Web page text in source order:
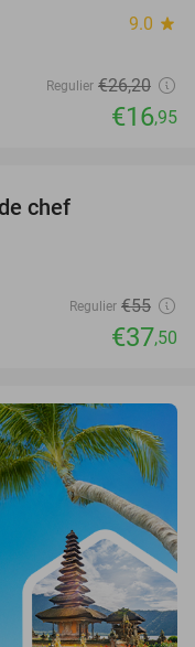
9.0 star
Regulier €26,20
€16,95
chef
Regulier €55
€37,50